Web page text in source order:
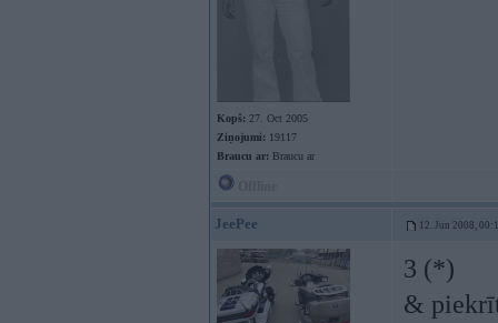
Kopš: 27. Oct 2005
Ziņojumi: 19117
Braucu ar: Braucu ar
JeePee 12. Jun 2008,
3 (*)
&